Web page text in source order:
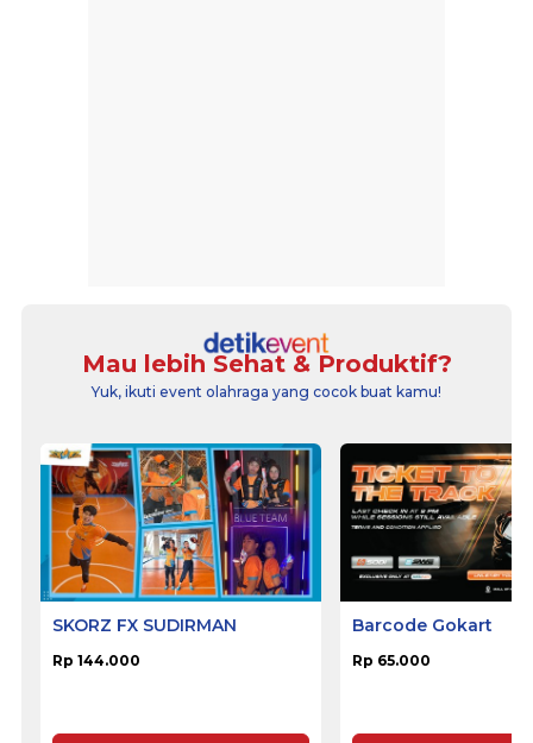
Mau lebih Sehat & Produktif?
Yuk, ikuti event olahraga yang cocok buat kamu!
SKORZ FX SUDIRMAN
Rp 144.000
Barcode Gokart
Rp 65.000